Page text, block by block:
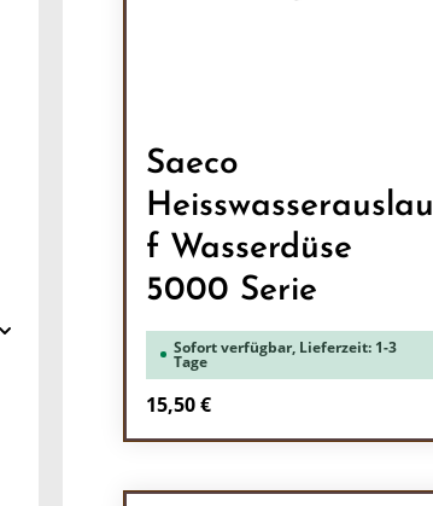
Saeco
Heisswasserauslau
f Wasserdüse
5000 Serie
Sofort verfügbar, Lieferzeit: 1-3
Tage
Regulärer Preis:
15,50 €